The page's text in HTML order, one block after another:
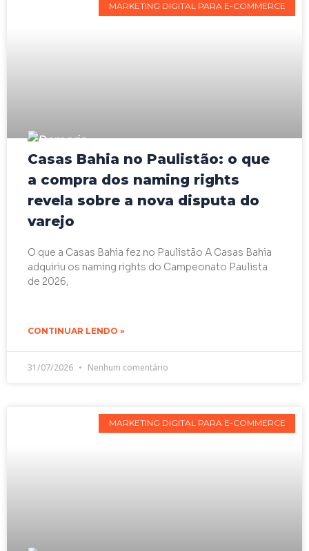
MARKETING DIGITAL PARA E-COMMERCE
Casas Bahia no Paulistão: o que
a compra dos naming rights
revela sobre a nova disputa do
varejo
O que a Casas Bahia fez no Paulistão A Casas Bahia
adquiriu os naming rights do Campeonato Paulista
de 2026,
CONTINUAR LENDO »
31/07/2026 Nenhum comentário
MARKETING DIGITAL PARA E-COMMERCE